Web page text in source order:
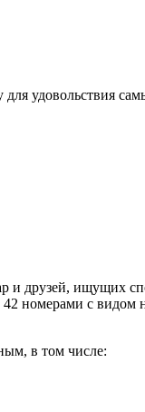
удовольствия
и друзей, ищущих
номерами с видом
в том числе: